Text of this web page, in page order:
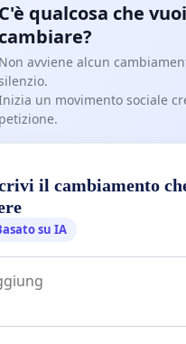
C'è qualcosa che vuoi
cambiare?
Non avviene alcun
un movimento sociale
petizione.
il cambiamento
su IA